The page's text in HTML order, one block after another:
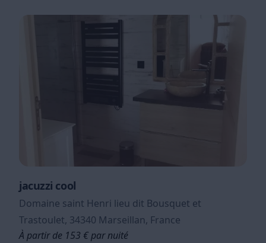
jacuzzi cool
Domaine saint Henri lieu dit Bousquet et
Trastoulet, 34340 Marseillan, France
À partir de 153 € par nuité